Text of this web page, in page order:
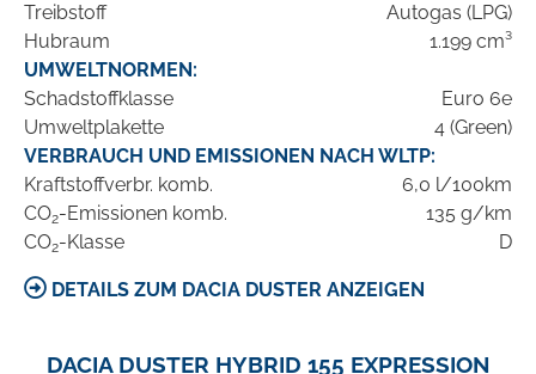
Treibstoff
Autogas (LPG)
Hubraum
1.199 cm³
UMWELTNORMEN:
Schadstoffklasse
Euro 6e
Umweltplakette
4 (Green)
VERBRAUCH UND EMISSIONEN NACH WLTP:
Kraftstoffverbr. komb.
6,0 l/100km
CO2-Emissionen komb.
135 g/km
CO2-Klasse D
DETAILS ZUM DACIA DUSTER ANZEIGEN
DACIA DUSTER HYBRID 155 EXPRESSION